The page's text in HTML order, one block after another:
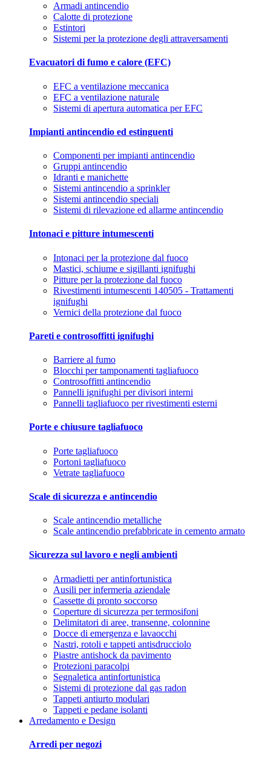
Armadi antincendio
Calotte di protezione
Estintori
Sistemi per la protezione degli attraversamenti
Evacuatori di fumo e calore (EFC)
EFC a ventilazione meccanica
EFC a ventilazione naturale
Sistemi di apertura automatica per EFC
Impianti antincendio ed estinguenti
Componenti per impianti antincendio
Gruppi antincendio
Idranti e manichette
Sistemi antincendio a sprinkler
Sistemi antincendio speciali
Sistemi di rilevazione ed allarme antincendio
Intonaci e pitture intumescenti
Intonaci per la protezione dal fuoco
Mastici, schiume e sigillanti ignifughi
Pitture per la protezione dal fuoco
Rivestimenti intumescenti 140505 - Trattamenti
ignifughi
Vernici della protezione dal fuoco
Pareti e controsoffitti ignifughi
Barriere al fumo
Blocchi per tamponamenti tagliafuoco
Controsoffitti antincendio
Pannelli ignifughi per divisori interni
Pannelli tagliafuoco per rivestimenti esterni
Porte e chiusure tagliafuoco
Porte tagliafuoco
Portoni tagliafuoco
Vetrate tagliafuoco
Scale di sicurezza e antincendio
Scale antincendio metalliche
Scale antincendio prefabbricate in cemento armato
Sicurezza sul lavoro e negli ambienti
Armadietti per antinfortunistica
Ausili per infermeria aziendale
Cassette di pronto soccorso
Coperture di sicurezza per termosifoni
Delimitatori di aree, transenne, colonnine
Docce di emergenza e lavaocchi
Nastri, rotoli e tappeti antisdrucciolo
Piastre antishock da pavimento
Protezioni paracolpi
Segnaletica antinfortunistica
Sistemi di protezione dal gas radon
Tappeti antiurto modulari
Tappeti e pedane isolanti
Arredamento e Design
Arredi per negozi